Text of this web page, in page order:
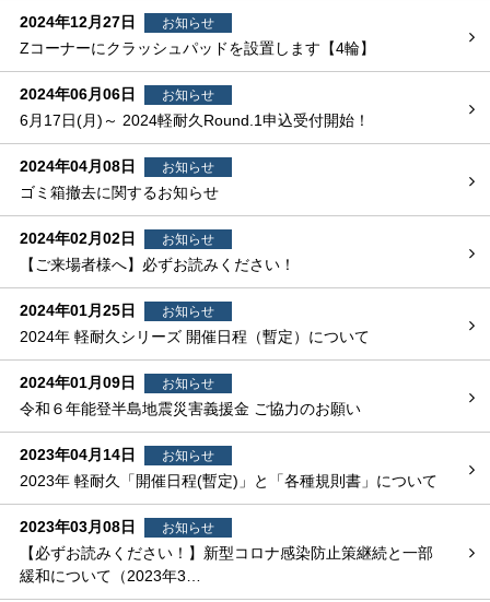
2024年12月27日 お知らせ
Zコーナーにクラッシュパッドを設置します【4輪】
2024年06月06日 お知らせ
6月17日(月)～ 2024軽耐久Round.1申込受付開始！
2024年04月08日 お知らせ
ゴミ箱撤去に関するお知らせ
2024年02月02日 お知らせ
【ご来場者様へ】必ずお読みください！
2024年01月25日 お知らせ
2024年 軽耐久シリーズ 開催日程（暫定）について
2024年01月09日 お知らせ
令和６年能登半島地震災害義援金 ご協力のお願い
2023年04月14日 お知らせ
2023年 軽耐久「開催日程(暫定)」と「各種規則書」について
2023年03月08日 お知らせ
【必ずお読みください！】新型コロナ感染防止策継続と一部
緩和について（2023年3…